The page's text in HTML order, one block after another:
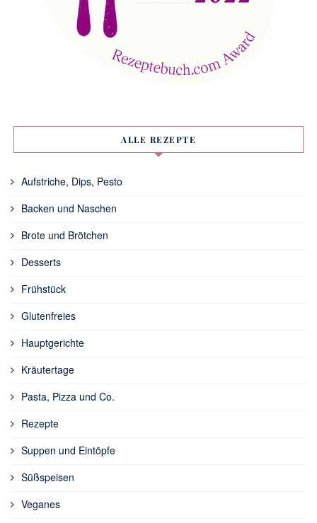
ALLE REZEPTE
Aufstriche, Dips, Pesto
Backen und Naschen
Brote und Brötchen
Desserts
Frühstück
Glutenfreies
Hauptgerichte
Kräutertage
Pasta, Pizza und Co.
Rezepte
Suppen und Eintöpfe
Süßspeisen
Veganes